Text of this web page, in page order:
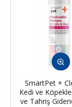
SmartPet +
Kedi ve
ve Tahriş